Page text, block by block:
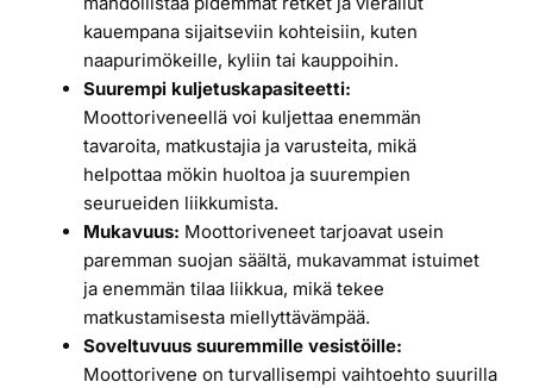
kauempana sijaitseviin kohteisiin, kuten
naapurimökeille, kyliin tai kauppoihin.
Suurempi kuljetuskapasiteetti:
Moottoriveneellä voi kuljettaa enemmän
tavaroita, matkustajia ja varusteita, mikä
helpottaa mökin huoltoa ja suurempien
seurueiden liikkumista.
Mukavuus: Moottoriveneet tarjoavat usein
paremman suojan säältä, mukavammat istuimet
ja enemmän tilaa liikkua, mikä tekee
matkustamisesta miellyttävämpää.
Soveltuvuus suuremmille vesistöille:
Moottorivene on turvallisempi vaihtoehto suurilla